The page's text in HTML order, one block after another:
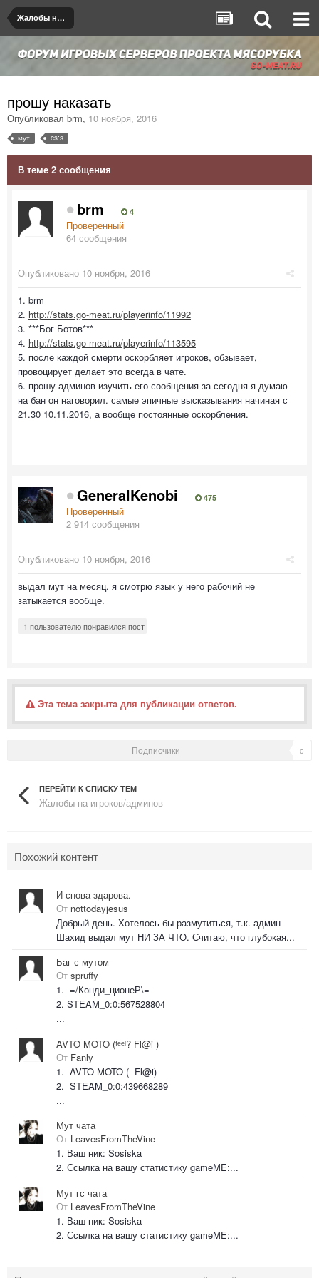
Жалобы на игроков/админов
прошу наказать
Опубликовал brm, 10 ноября, 2016
мут cs:s
В теме 2 сообщения
brm 4
Проверенный
64 сообщения
Опубликовано 10 ноября, 2016
1. brm
2. http://stats.go-meat.ru/playerinfo/11992
3. ***Бог Ботов***
4. http://stats.go-meat.ru/playerinfo/113595
5. после каждой смерти оскорбляет игроков, обзывает,
провоцирует делает это всегда в чате.
6. прошу админов изучить его сообщения за сегодня я думаю
на бан он наговорил. самые эпичные высказывания начиная с
21.30 10.11.2016, а вообще постоянные оскорбления.
GeneralKenobi 475
Проверенный
2 914 сообщения
Опубликовано 10 ноября, 2016
выдал мут на месяц. я смотрю язык у него рабочий не
затыкается вообще.
1 пользователю понравился пост
Эта тема закрыта для публикации ответов.
Подписчики 0
ПЕРЕЙТИ К СПИСКУ ТЕМ
Жалобы на игроков/админов
Похожий контент
И снова здарова.
От nottodayjesus
Добрый день. Хотелось бы размутиться, т.к. админ
Шахид выдал мут НИ ЗА ЧТО. Считаю, что глубокая...
Баг с мутом
От spruffy
1. -=/Конди_ционеР\=-
2. STEAM_0:0:567528804
...
AVTO MOTO (ᶠᵉᵉˡ? Fl@i )
От Fanly
1. AVTO MOTO ( Fl@i)
2. STEAM_0:0:439668289
...
Мут чата
От LeavesFromTheVine
1. Ваш ник: Sosiska
2. Ссылка на вашу статистику gameME:...
Мут гс чата
От LeavesFromTheVine
1. Ваш ник: Sosiska
2. Ссылка на вашу статистику gameME:...